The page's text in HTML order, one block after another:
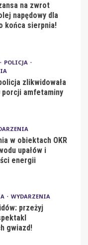
na zwrot
napędowy dla
końca sierpnia!
POLICJA
zlikwidowała
porcji amfetaminy
w obiektach OKR
upałów i
energii
WYDARZENIA
przeżyj
gwiazd!